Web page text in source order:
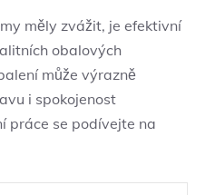
měly zvážit, je efektivní
obalových
může výrazně
i spokojenost
práce se podívejte na